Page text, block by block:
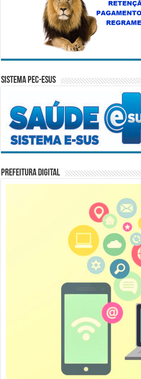
Sistema PEC-ESUS
Prefeitura Digital